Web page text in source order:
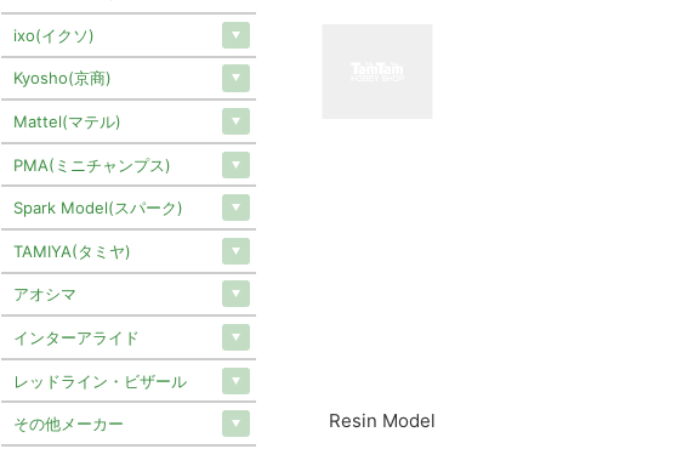
Resin Model
ixo(イクソ)
Kyosho(京商)
Mattel(マテル)
PMA(ミニチャンプス)
Spark Model(スパーク)
TAMIYA(タミヤ)
アオシマ
インターアライド
レッドライン・ビザール
その他メーカー